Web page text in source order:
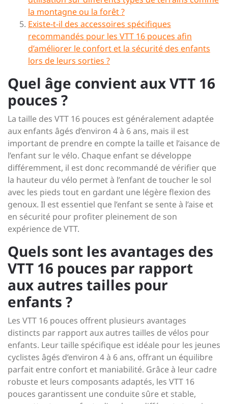
la montagne ou la forêt ?
Existe-t-il des accessoires spécifiques
recommandés pour les VTT 16 pouces afin
d’améliorer le confort et la sécurité des enfants
lors de leurs sorties ?
Quel âge convient aux VTT 16
pouces ?
La taille des VTT 16 pouces est généralement adaptée
aux enfants âgés d’environ 4 à 6 ans, mais il est
important de prendre en compte la taille et l’aisance de
l’enfant sur le vélo. Chaque enfant se développe
différemment, il est donc recommandé de vérifier que
la hauteur du vélo permet à l’enfant de toucher le sol
avec les pieds tout en gardant une légère flexion des
genoux. Il est essentiel que l’enfant se sente à l’aise et
en sécurité pour profiter pleinement de son
expérience de VTT.
Quels sont les avantages des
VTT 16 pouces par rapport
aux autres tailles pour
enfants ?
Les VTT 16 pouces offrent plusieurs avantages
distincts par rapport aux autres tailles de vélos pour
enfants. Leur taille spécifique est idéale pour les jeunes
cyclistes âgés d’environ 4 à 6 ans, offrant un équilibre
parfait entre confort et maniabilité. Grâce à leur cadre
robuste et leurs composants adaptés, les VTT 16
pouces garantissent une conduite sûre et stable,